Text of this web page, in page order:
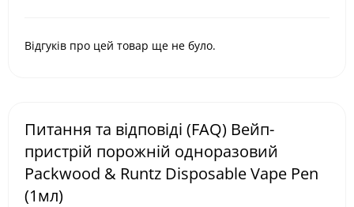
Відгуків про цей товар ще не було.
Питання та відповіді (FAQ) Вейп-
пристрій порожній одноразовий
Packwood & Runtz Disposable Vape Pen
(1мл)